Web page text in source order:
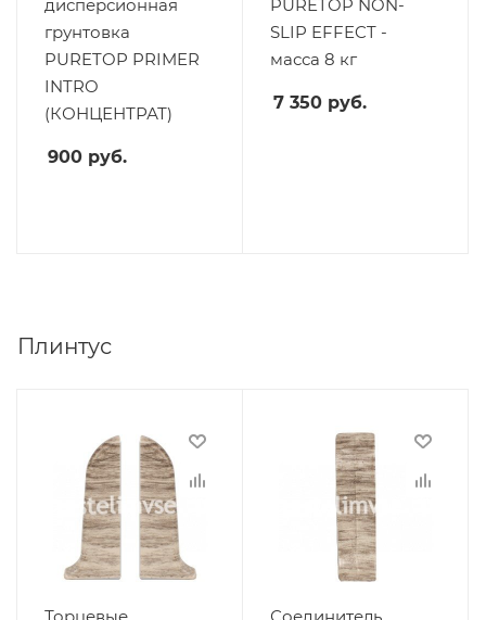
дисперсионная
грунтовка
PURETOP PRIMER
INTRO
(КОНЦЕНТРАТ)
900 руб.
PURETOP NON-
SLIP EFFECT -
масса 8 кг
7 350 руб.
Плинтус